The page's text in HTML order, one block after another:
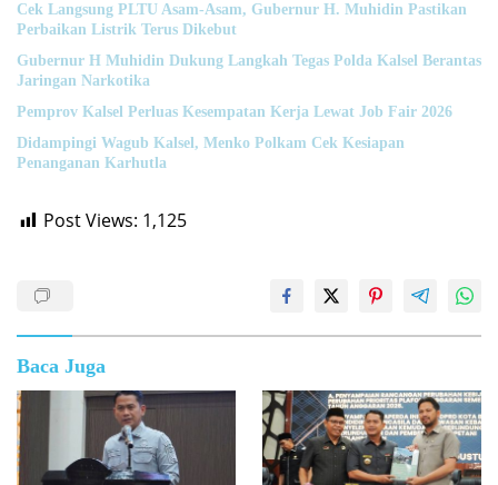
Cek Langsung PLTU Asam-Asam, Gubernur H. Muhidin Pastikan
Perbaikan Listrik Terus Dikebut
Gubernur H Muhidin Dukung Langkah Tegas Polda Kalsel Berantas
Jaringan Narkotika
Pemprov Kalsel Perluas Kesempatan Kerja Lewat Job Fair 2026
Didampingi Wagub Kalsel, Menko Polkam Cek Kesiapan
Penanganan Karhutla
Post Views: 1,125
Baca Juga